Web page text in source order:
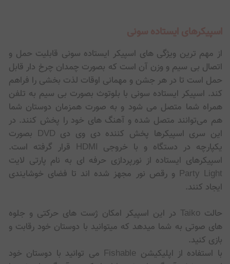
از مهم ترین ویژگی های اسپیکر ایستاده سونی قابلیت حمل و
اتصال بی سیم و وزن آن است که بصورت چمدان چرخ دار قابل
حمل است تا در هر جشن و مهمانی اوقات لذت بخشی را فراهم
کند. اسپیکر ایستاده سونی با بلوتوث بصورت بی سیم به تلفن
همراه شما متصل می شود و به صورت همزمان دوستان شما
هم می‌توانند متصل شده و آهنگ های خود را پخش کنند. در
این سری اسپیکرها پخش کننده دی وی دی DVD بصورت
یکپارچه در دستگاه و با خروجی HDMI قرار گرفته است.
اسپیکرهای ایستاده از نورپردازی حرفه ای به نام پارتی لایت
Party Light و رقص نور مجهز شده اند تا فضای خوشایندی
ایجاد کنند.
حالت Taiko در این اسپیکر امکان ژست های حرکتی و جلوه
های صوتی به شما میدهد که میتوانید با دوستان خود رقابت و
بازی کنید.
با استفاده از اپلیکیشن Fishable می توانید با دوستان خود